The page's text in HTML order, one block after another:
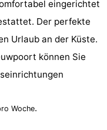
eingerichtet
Der perfekte
Urlaub an der Küste.
können Sie
Woche.